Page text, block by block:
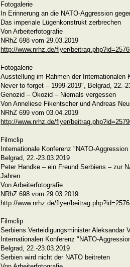
Fotogalerie
In Erinnerung an die NATO-Aggression
Das imperiale Lügenkonstrukt zerbrechen
Von Arbeiterfotografie
NRhZ 698 vom 29.03.2019
http://www.nrhz.de/flyer/
Fotogalerie
Ausstellung im Rahmen der Internationalen
Never to forget – 1999-2019", Belgrad, 22.-
Genozid – Ökozid – Niemals vergessen
Von Anneliese Fikentscher und Andreas
NRhZ 699 vom 03.04.2019
http://www.nrhz.de/flyer/
Filmclip
Internationale Konferenz "NATO-
Belgrad, 22.-23.03.2019
Peter Handke – ein Freund Serbiens – zur
Jahren
Von Arbeiterfotografie
NRhZ 698 vom 29.03.2019
http://www.nrhz.de/flyer/
Filmclip
Serbiens Verteidigungsminister Aleksandar
Internationalen Konferenz "NATO-
Belgrad, 22.-23.03.2019
Serbien wird nicht der NATO beitreten